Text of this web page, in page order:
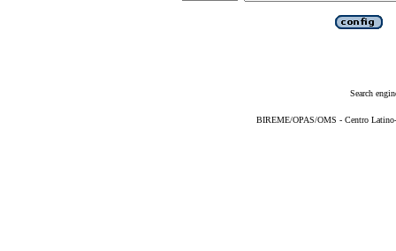
Search
BIREME/OPAS/OMS - Centro Latino-